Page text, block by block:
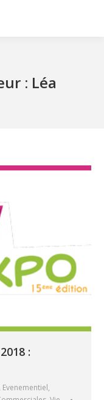
: Léa
:
Evenementiel,